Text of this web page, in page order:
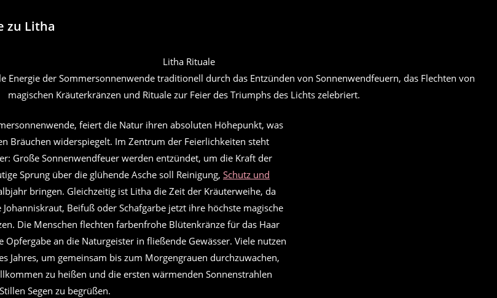
zu Litha
Energie der Sommersonnenwende traditionell durch das Entzünden von Sonnenwendfeuern, das Flechten von
magischen Kräuterkränzen und Rituale zur Feier des Triumphs des Lichts zelebriert.
feiert die Natur ihren absoluten Höhepunkt, was
Bräuchen widerspiegelt. Im Zentrum der Feierlichkeiten steht
Große Sonnenwendfeuer werden entzündet, um die Kraft der
Sprung über die glühende Asche soll Reinigung, Schutz und
bringen. Gleichzeitig ist Litha die Zeit der Kräuterweihe, da
Beifuß oder Schafgarbe jetzt ihre höchste magische
Die Menschen flechten farbenfrohe Blütenkränze für das Haar
Opfergabe an die Naturgeister in fließende Gewässer. Viele nutzen
Jahres, um gemeinsam bis zum Morgengrauen durchzuwachen,
zu heißen und die ersten wärmenden Sonnenstrahlen
Segen zu begrüßen.